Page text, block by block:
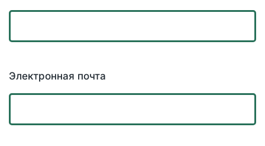
Электронная почта